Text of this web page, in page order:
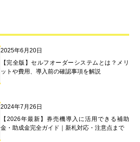
2025年6月20日
【完全版】セルフオーダーシステムとは？メリ
ットや費用、導入前の確認事項を解説
2024年7月26日
【2026年最新】券売機導入に活用できる補助
金・助成金完全ガイド｜新札対応・注意点まで